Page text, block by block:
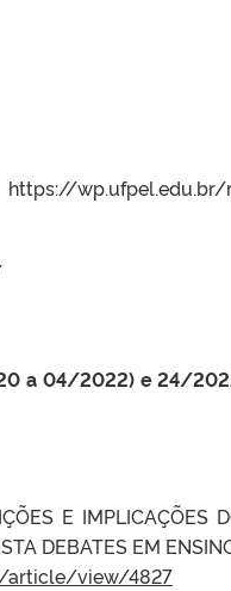
a 04/2022) e 24/
E IMPLICAÇÕES
DEBATES EM
article/view/4827